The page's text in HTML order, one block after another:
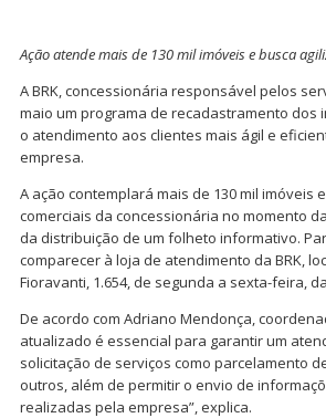
Ação atende mais de 130 mil imóveis e busca
A BRK, concessionária responsável pelos
maio um programa de recadastramento dos
o atendimento aos clientes mais ágil e
empresa.
A ação contemplará mais de 130 mil
comerciais da concessionária no momento
da distribuição de um folheto informativo.
comparecer à loja de atendimento da BRK,
Fioravanti, 1.654, de segunda a sexta-feira,
De acordo com Adriano Mendonça,
atualizado é essencial para garantir um
solicitação de serviços como parcelamento
outros, além de permitir o envio de
realizadas pela empresa”, explica.